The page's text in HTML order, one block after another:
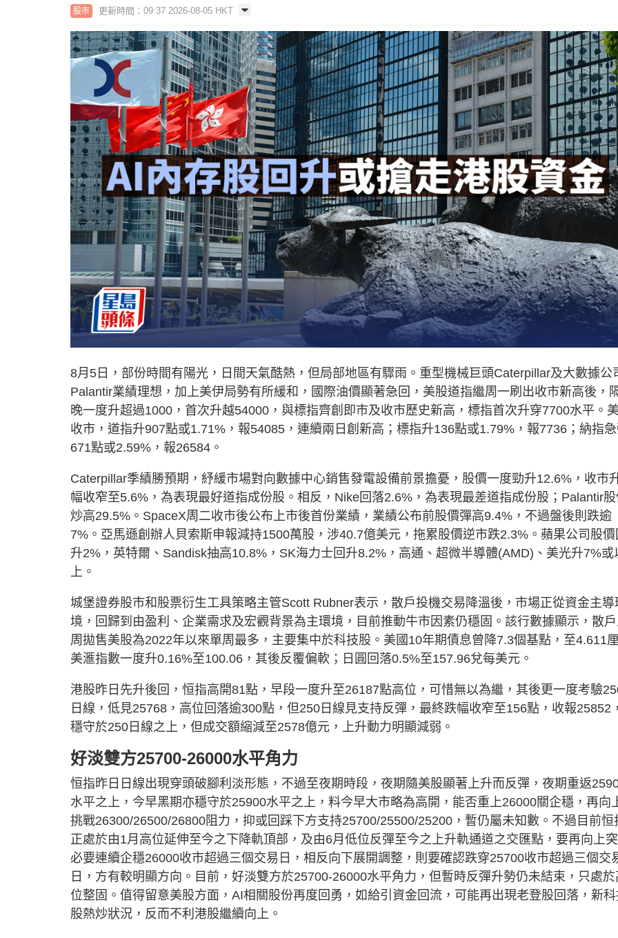
股市 更新時間：09:37 2026-08-05 HKT
8月5日，部份時間有陽光，日間天氣酷熱，但局部地區有驟雨。重型機械巨頭Caterpillar及大數據公
Palantir業績理想，加上美伊局勢有所緩和，國際油價顯著急回，美股道指繼周一刷出收市新高後，
晚一度升超過1000，首次升越54000，與標指齊創即市及收市歷史新高，標指首次升穿7700水平。
收市，道指升907點或1.71%，報54085，連續兩日創新高；標指升136點或1.79%，報7736；納指
671點或2.59%，報26584。
Caterpillar季績勝預期，紓緩市場對向數據中心銷售發電設備前景擔憂，股價一度勁升12.6%，收市
幅收窄至5.6%，為表現最好道指成份股。相反，Nike回落2.6%，為表現最差道指成份股；Palantir股
炒高29.5%。SpaceX周二收市後公布上市後首份業績，業績公布前股價彈高9.4%，不過盤後則跌逾
7%。亞馬遜創辦人貝索斯申報減持1500萬股，涉40.7億美元，拖累股價逆市跌2.3%。蘋果公司股價
升2%，英特爾、Sandisk抽高10.8%，SK海力士回升8.2%，高通、超微半導體(AMD)、美光升7%或
上。
城堡證券股市和股票衍生工具策略主管Scott Rubner表示，散戶投機交易降溫後，市場正從資金主導
境，回歸到由盈利、企業需求及宏觀背景為主環境，目前推動牛市因素仍穩固。該行數據顯示，散
周拋售美股為2022年以來單周最多，主要集中於科技股。美國10年期債息曾降7.3個基點，至4.611厘
美滙指數一度升0.16%至100.06，其後反覆偏軟；日圓回落0.5%至157.96兌每美元。
港股昨日先升後回，恒指高開81點，早段一度升至26187點高位，可惜無以為繼，其後更一度考驗
日線，低見25768，高位回落逾300點，但250日線見支持反彈，最終跌幅收窄至156點，收報25852，
穩守於250日線之上，但成交額縮減至2578億元，上升動力明顯減弱。
好淡雙方25700-26000水平角力
恒指昨日日線出現穿頭破腳利淡形態，不過至夜期時段，夜期隨美股顯著上升而反彈，夜期重返
水平之上，今早黑期亦穩守於25900水平之上，料今早大市略為高開，能否重上26000關企穩，再向
挑戰26300/26500/26800阻力，抑或回踩下方支持25700/25500/25200，暫仍屬未知數。不過目前恒
正處於由1月高位延伸至今之下降軌頂部，及由6月低位反彈至今之上升軌通道之交匯點，要再向上
必要連續企穩26000收市超過三個交易日，相反向下展開調整，則要確認跌穿25700收市超過三個交
日，方有較明顯方向。目前，好淡雙方於25700-26000水平角力，但暫時反彈升勢仍未結束，只處於
位整固。值得留意美股方面，AI相關股份再度回勇，如給引資金回流，可能再出現老登股回落，新科
股熱炒狀況，反而不利港股繼續向上。